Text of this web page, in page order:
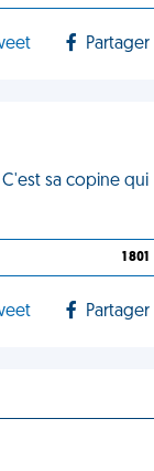
Partager
sa copine qui
1 801
Partager